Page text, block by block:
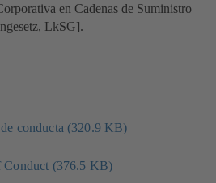
en Cadenas de Suministro
LkSG].
conducta (320.9 KB)
Conduct (376.5 KB)